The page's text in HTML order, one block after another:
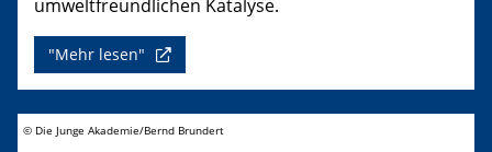
umweltfreundlichen Katalyse.
"Mehr lesen"
© Die Junge Akademie/Bernd Brundert